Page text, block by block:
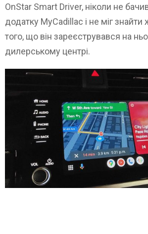
OnStar Smart Driver, ніколи не
додатку MyCadillac і не міг знайти
того, що він зареєструвався на
дилерському центрі.